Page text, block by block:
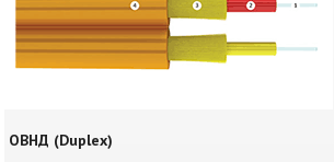
ОВНД (Duplex)